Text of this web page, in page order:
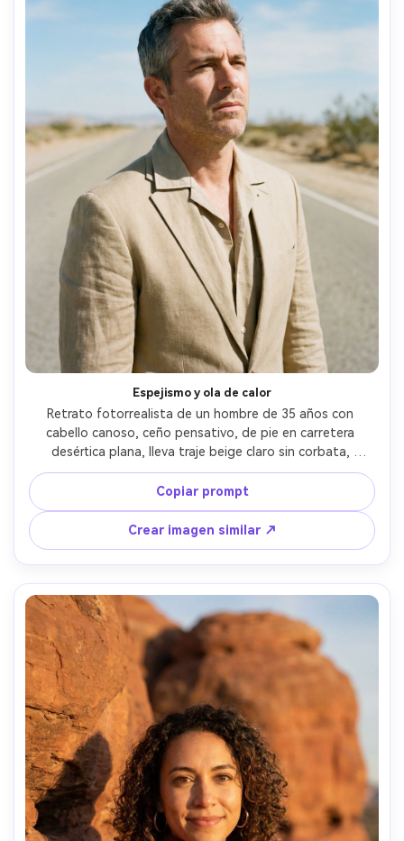
Espejismo y ola de calor
Retrato fotorrealista de un hombre de 35 años con
cabello canoso, ceño pensativo, de pie en carretera
desértica plana, lleva traje beige claro sin corbata,
espejismo de calor tenue a lo lejos, sol brillante con brillos
controlados y luz de relleno suave, Nikon Z9, 105mm f/1.8,
encuadre de cintura hacia arriba, ambiente
cinematográfico de viaje, piel y tela realistas, enfoque
nítido, alta resolución --ar 4:5
Copiar prompt
Crear imagen similar ↗